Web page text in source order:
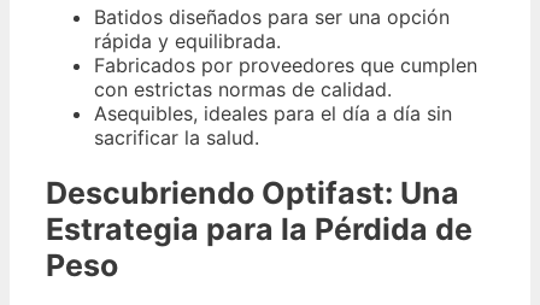
Batidos diseñados para ser una opción
rápida y equilibrada.
Fabricados por proveedores que cumplen
con estrictas normas de calidad.
Asequibles, ideales para el día a día sin
sacrificar la salud.
Descubriendo Optifast: Una
Estrategia para la Pérdida de
Peso